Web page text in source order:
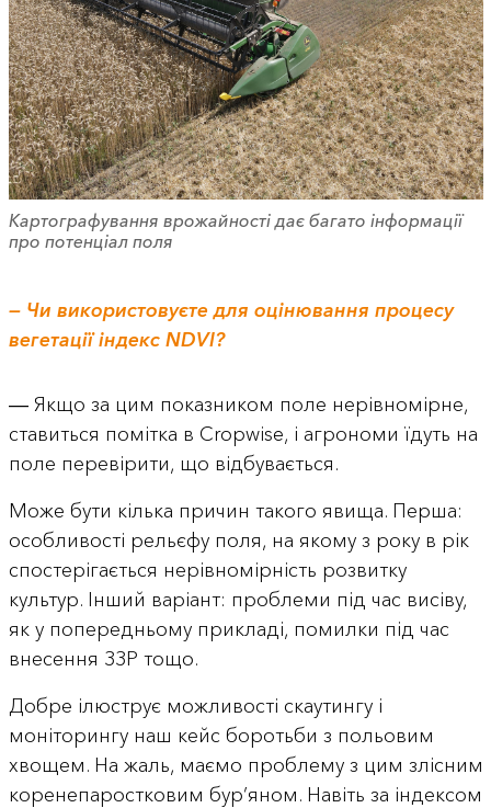
Картографування врожайності дає багато інформації
про потенціал поля
— Чи використовуєте для оцінювання процесу
вегетації індекс NDVI?
― Якщо за цим показником поле нерівномірне,
ставиться помітка в Cropwise, і агрономи їдуть на
поле перевірити, що відбувається.
Може бути кілька причин такого явища. Перша:
особливості рельєфу поля, на якому з року в рік
спостерігається нерівномірність розвитку
культур. Інший варіант: проблеми під час висіву,
як у попередньому прикладі, помилки під час
внесення ЗЗР тощо.
Добре ілюструє можливості скаутингу і
моніторингу наш кейс боротьби з польовим
хвощем. На жаль, маємо проблему з цим злісним
коренепаростковим бур’яном. Навіть за індексом